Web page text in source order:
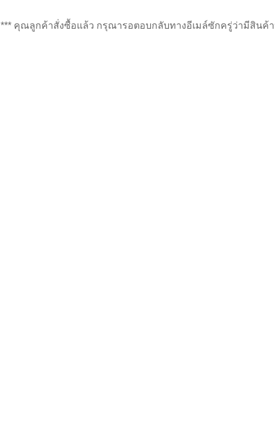
options
480
บาท
*** คุณลูกค้าสั่งซื้อแล้ว กรุณารอตอบกลับทางอีเมล์ซักครู่ว่ามีสินค้า